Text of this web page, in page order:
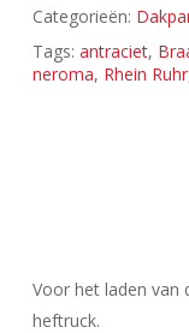
Categorieën:
Tags: antraciet,
neroma, Rhein Ruhr
Voor het laden van
heftruck.